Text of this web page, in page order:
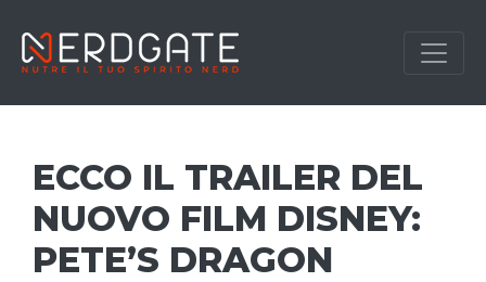
ECCO IL TRAILER DEL
NUOVO FILM DISNEY:
PETE’S DRAGON